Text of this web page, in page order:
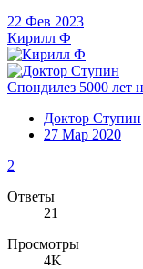
22 Фев 2023
Кирилл Ф
Спондилез 5000 лет
Доктор Ступин
27 Мар 2020
2
Ответы
21
Просмотры
4K